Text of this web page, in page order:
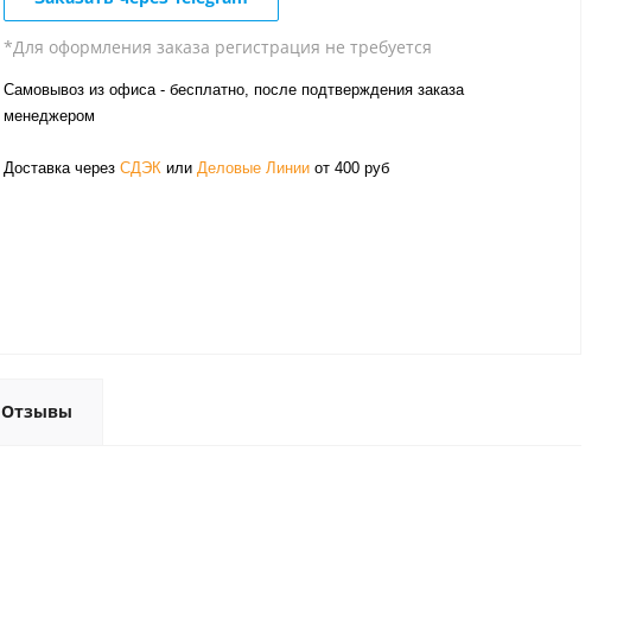
*Для оформления заказа регистрация не требуется
Самовывоз из офиса - бесплатно, после подтверждения заказа
менеджером
Доставка через СДЭК или Деловые Линии от 400 руб
Отзывы